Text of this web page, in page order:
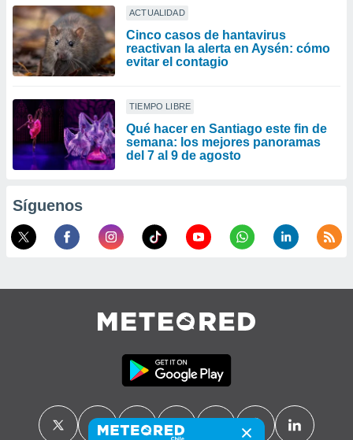
ACTUALIDAD
Cinco casos de hantavirus
reactivan la alerta en Aysén: cómo
evitar el contagio
TIEMPO LIBRE
Qué hacer en Santiago este fin de
semana: los mejores panoramas
del 7 al 9 de agosto
Síguenos